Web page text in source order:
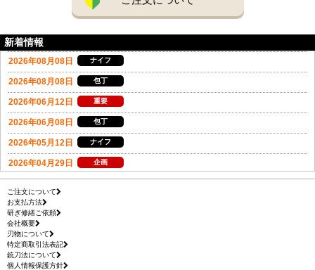
新着情報
ご注文について
お支払方法
研ぎ修繕ご依頼
会社概要
刃物について
特定商取引法表記
銃刀法について
個人情報保護方針